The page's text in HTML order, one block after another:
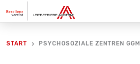
Inhalt
START PSYCHOSOZIALE ZENTREN